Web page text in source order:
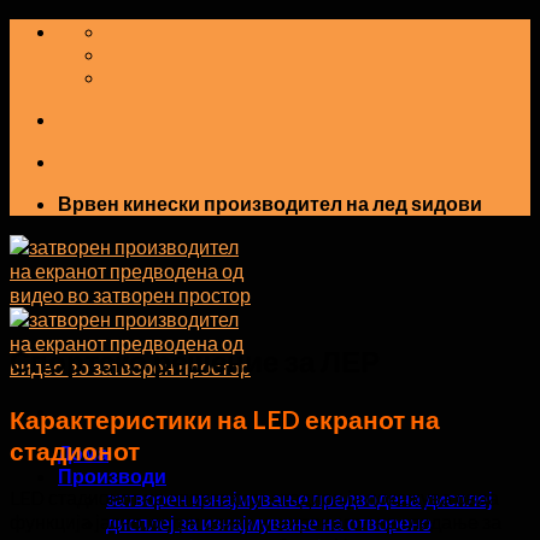
Прескокнете
содржината
Врвен кинески производител на лед ѕидови
Дома
Производи
затворен изнајмување предводена дисплеј
дисплеј за изнајмување на отворено
Спортско решение за ЛЕР
Карактеристики на LED екранот на
стадионот
LED стадионот на спортскиот стадион ја покажува оваа
функција јасно, остри слики и широк агол на гледање за